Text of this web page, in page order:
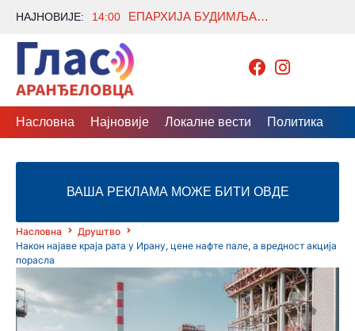
НАЈНОВИЈЕ: 14:00 ЕПАРХИЈА БУДИМЉАНСКО-НИКШИЋКА: ВУЧИЋЕВЕ РЕЧИ О ЛИТИЈАМА ДОПРИНОС ОЧУВАЊУ ИСТОРИЈСКЕ ИСТИНЕ
Насловна Најновије Локалне вести Политика
ВАША РЕКЛАМА МОЖЕ БИТИ ОВДЕ
Насловна
Друштво
Након најаве краја рата у Ирану, цене нафте пале, а вредност акција
порасла